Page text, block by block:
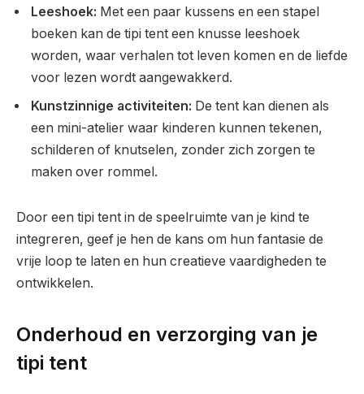
Leeshoek: Met een paar kussens en een stapel
boeken kan de tipi tent een knusse leeshoek
worden, waar verhalen tot leven komen en de liefde
voor lezen wordt aangewakkerd.
Kunstzinnige activiteiten: De tent kan dienen als
een mini-atelier waar kinderen kunnen tekenen,
schilderen of knutselen, zonder zich zorgen te
maken over rommel.
Door een tipi tent in de speelruimte van je kind te
integreren, geef je hen de kans om hun fantasie de
vrije loop te laten en hun creatieve vaardigheden te
ontwikkelen.
Onderhoud en verzorging van je
tipi tent